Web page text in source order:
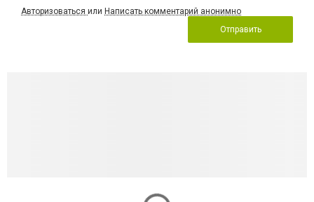
Авторизоваться или Написать комментарий анонимно
Отправить